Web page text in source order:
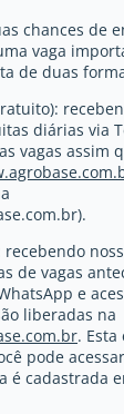
chances de
vaga
de duas
diárias via
vagas assim
de vagas
e
liberadas na
. Esta
pode
é cadastrada